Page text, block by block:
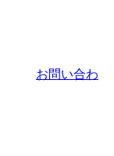
お問い合わ